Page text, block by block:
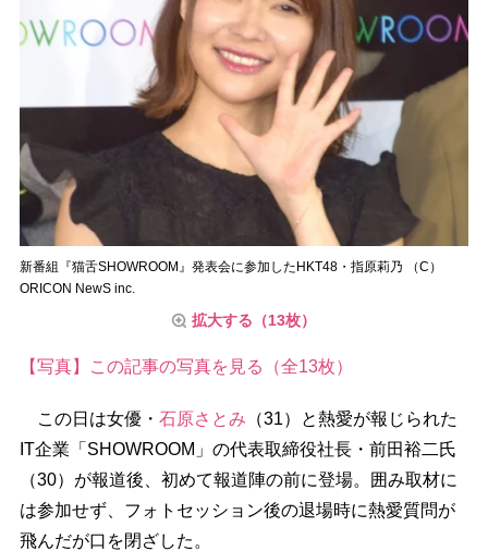
新番組『猫舌SHOWROOM』発表会に参加したHKT48・指原莉乃 （C）
ORICON NewS inc.
拡大する（13枚）
【写真】この記事の写真を見る（全13枚）
この日は女優・ 石原さとみ （31）と熱愛が報じられた
IT企業「SHOWROOM」の代表取締役社長・前田裕二氏
（30）が報道後、初めて報道陣の前に登場。囲み取材に
は参加せず、フォトセッション後の退場時に熱愛質問が
飛んだが口を閉ざした。